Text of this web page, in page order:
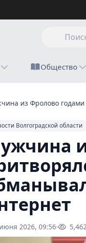
Общество
из Фролово годами
Волгоградской области
2026, 09:56